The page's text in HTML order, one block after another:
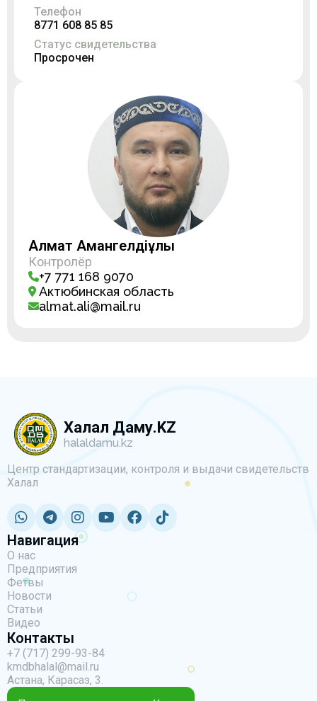
Телефон
8771 608 85 85
Статус свидетельства
Просрочен
Алмат Амангелдіұлы
Контролёр
+7 771 168 9070
Актюбинская область
almat.ali@mail.ru
Халал Даму.KZ
halaldamu.kz
Центр стандартизации, контроля и выдачи свидетельств
Халал
Навигация
О нас
Предприятия
Фетвы
Новости
Статьи
Видео
Контакты
+7 (717) 299-93-84
kmdbhalal@mail.ru
Астана, Карасаз, 3.